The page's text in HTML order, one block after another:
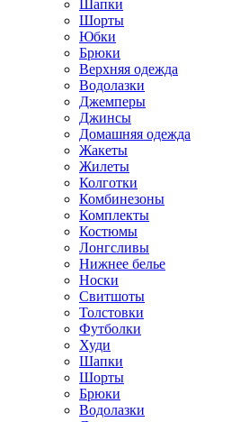
Шапки
Шорты
Юбки
Брюки
Верхняя одежда
Водолазки
Джемперы
Джинсы
Домашняя одежда
Жакеты
Жилеты
Колготки
Комбинезоны
Комплекты
Костюмы
Лонгсливы
Нижнее белье
Носки
Свитшоты
Толстовки
Футболки
Худи
Шапки
Шорты
Брюки
Водолазки